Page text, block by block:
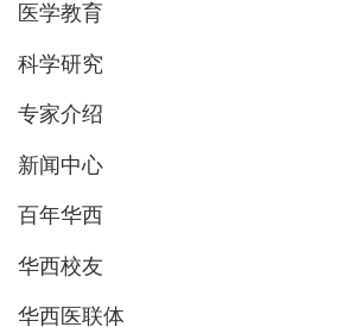
医学教育
科学研究
专家介绍
新闻中心
百年华西
华西校友
华西医联体